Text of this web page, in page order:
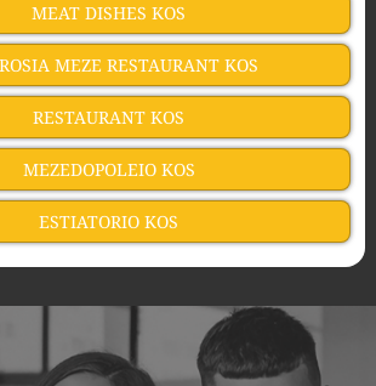
MEAT DISHES KOS
MEZE RESTAURANT KOS
RESTAURANT KOS
MEZEDOPOLEIO KOS
ESTIATORIO KOS